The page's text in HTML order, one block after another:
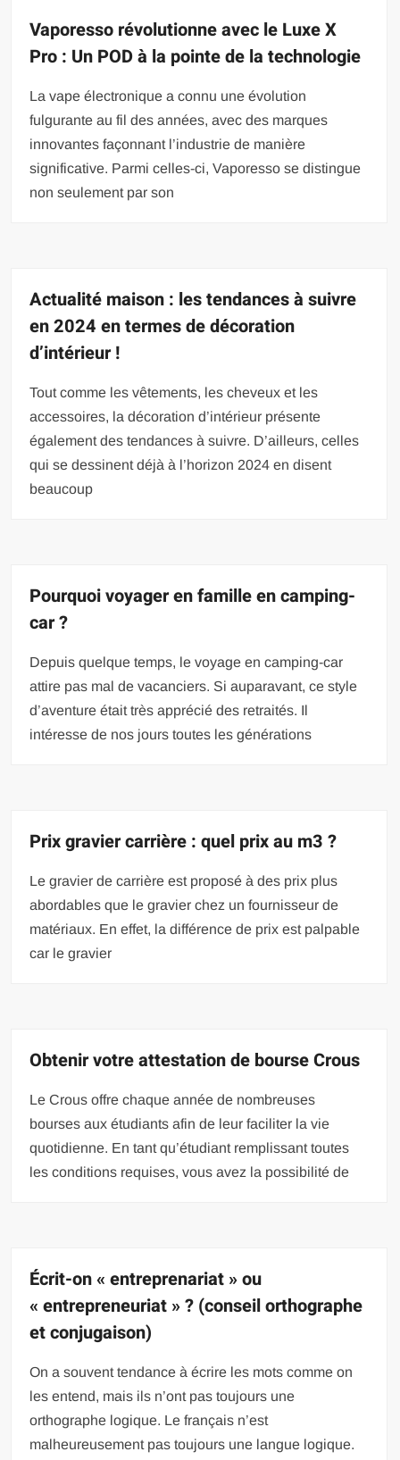
Vaporesso révolutionne avec le Luxe X
Pro : Un POD à la pointe de la technologie
La vape électronique a connu une évolution
fulgurante au fil des années, avec des marques
innovantes façonnant l’industrie de manière
significative. Parmi celles-ci, Vaporesso se distingue
non seulement par son
Actualité maison : les tendances à suivre
en 2024 en termes de décoration
d’intérieur !
Tout comme les vêtements, les cheveux et les
accessoires, la décoration d’intérieur présente
également des tendances à suivre. D’ailleurs, celles
qui se dessinent déjà à l’horizon 2024 en disent
beaucoup
Pourquoi voyager en famille en camping-
car ?
Depuis quelque temps, le voyage en camping-car
attire pas mal de vacanciers. Si auparavant, ce style
d’aventure était très apprécié des retraités. Il
intéresse de nos jours toutes les générations
Prix gravier carrière : quel prix au m3 ?
Le gravier de carrière est proposé à des prix plus
abordables que le gravier chez un fournisseur de
matériaux. En effet, la différence de prix est palpable
car le gravier
Obtenir votre attestation de bourse Crous
Le Crous offre chaque année de nombreuses
bourses aux étudiants afin de leur faciliter la vie
quotidienne. En tant qu’étudiant remplissant toutes
les conditions requises, vous avez la possibilité de
Écrit-on « entreprenariat » ou
« entrepreneuriat » ? (conseil orthographe
et conjugaison)
On a souvent tendance à écrire les mots comme on
les entend, mais ils n’ont pas toujours une
orthographe logique. Le français n’est
malheureusement pas toujours une langue logique.